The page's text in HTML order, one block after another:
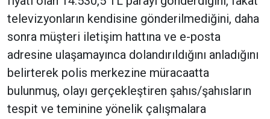
televizyonların kendisine gönderilmediğini, daha
sonra müşteri iletişim hattına ve e-posta
adresine ulaşamayınca dolandırıldığını anladığını
belirterek polis merkezine müracaatta
bulunmuş, olayı gerçekleştiren şahıs/şahısların
tespit ve teminine yönelik çalışmalara